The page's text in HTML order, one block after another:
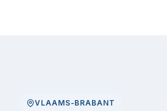
VLAAMS-BRABANT